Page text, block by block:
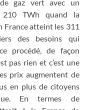
gaz vert avec un
210 TWh quand la
France atteint les 311
des besoins qui
procédé, de façon
pas rien et c’est une
prix augmentent de
en plus de citoyens
En termes de